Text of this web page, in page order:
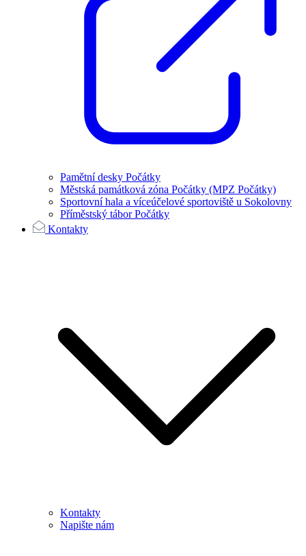
Pamětní desky Počátky
Městská památková zóna Počátky (MPZ Počátky)
Sportovní hala a víceúčelové sportoviště u Sokolovny
Příměstský tábor Počátky
Kontakty
Kontakty
Napište nám